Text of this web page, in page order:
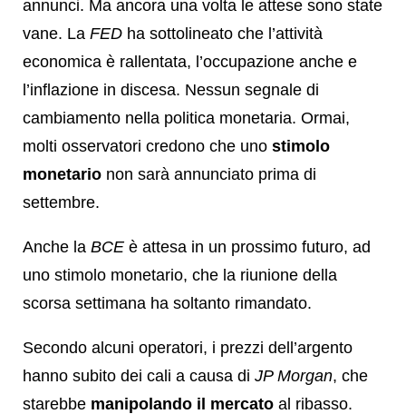
annunci. Ma ancora una volta le attese sono state
vane. La FED ha sottolineato che l’attività
economica è rallentata, l’occupazione anche e
l’inflazione in discesa. Nessun segnale di
cambiamento nella politica monetaria. Ormai,
molti osservatori credono che uno stimolo
monetario non sarà annunciato prima di
settembre.
Anche la BCE è attesa in un prossimo futuro, ad
uno stimolo monetario, che la riunione della
scorsa settimana ha soltanto rimandato.
Secondo alcuni operatori, i prezzi dell’argento
hanno subito dei cali a causa di JP Morgan, che
starebbe manipolando il mercato al ribasso.